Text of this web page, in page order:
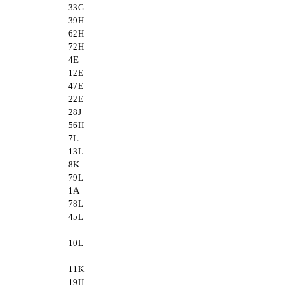
33G
39H
62H
72H
4E
12E
47E
22E
28J
56H
7L
13L
8K
79L
1A
78L
45L
10L
11K
19H